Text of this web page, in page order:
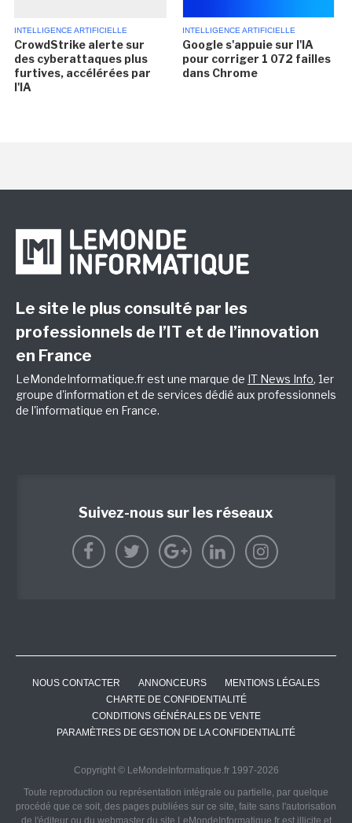
INTELLIGENCE ARTIFICIELLE
CrowdStrike alerte sur
des cyberattaques plus
furtives, accélérées par
l'IA
INTELLIGENCE ARTIFICIELLE
Google s'appuie sur l'IA
pour corriger 1 072 failles
dans Chrome
Le site le plus consulté par les
professionnels de l’IT et de l’innovation
en France
LeMondeInformatique.fr est une marque de IT News Info, 1er
groupe d'information et de services dédié aux professionnels
de l'informatique en France.
Suivez-nous sur les réseaux
NOUS CONTACTER ANNONCEURS
MENTIONS LÉGALES
CHARTE DE CONFIDENTIALITÉ
CONDITIONS GÉNÉRALES DE VENTE
PARAMÈTRES DE GESTION DE LA CONFIDENTIALITÉ
Copyright © LeMondeInformatique.fr 1997-2026
Toute reproduction ou représentation intégrale ou partielle, par quelque
procédé que ce soit, des pages publiées sur ce site, faite sans l'autorisation